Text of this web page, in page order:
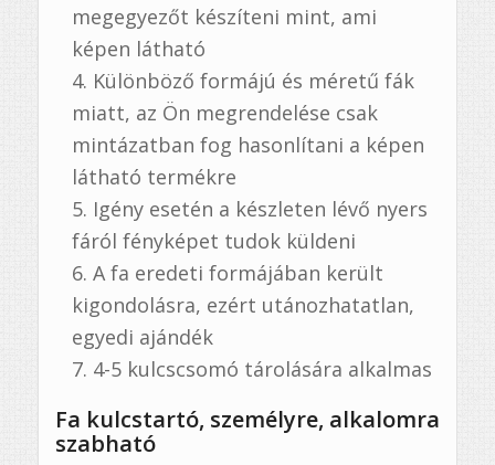
megegyezőt készíteni mint, ami
képen látható
Különböző formájú és méretű fák
miatt, az Ön megrendelése csak
mintázatban fog hasonlítani a képen
látható termékre
Igény esetén a készleten lévő nyers
fáról fényképet tudok küldeni
A fa eredeti formájában került
kigondolásra, ezért utánozhatatlan,
egyedi ajándék
4-5 kulcscsomó tárolására alkalmas
Fa kulcstartó, személyre, alkalomra
szabható